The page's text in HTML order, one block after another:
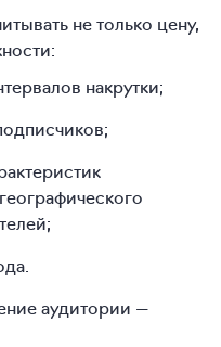
не только цену,
накрутки;
аудитории —